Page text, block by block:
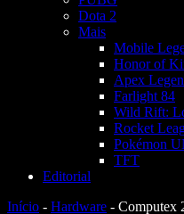
Dota 2
Mais
Mobile
Honor of
Apex
Farlight 84
Wild Rift:
Rocket
Pokémon
TFT
Editorial
Início - Hardware - Computex